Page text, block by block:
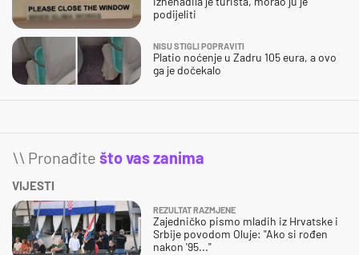
podijeliti
NISU STIGLI POPRAVITI
Platio noćenje u Zadru 105 eura, a ovo
ga je dočekalo
\\ Pronađite što vas zanima
VIJESTI
REZULTAT RAZMJENE
Zajedničko pismo mladih iz Hrvatske i
Srbije povodom Oluje: "Ako si rođen
nakon '95..."